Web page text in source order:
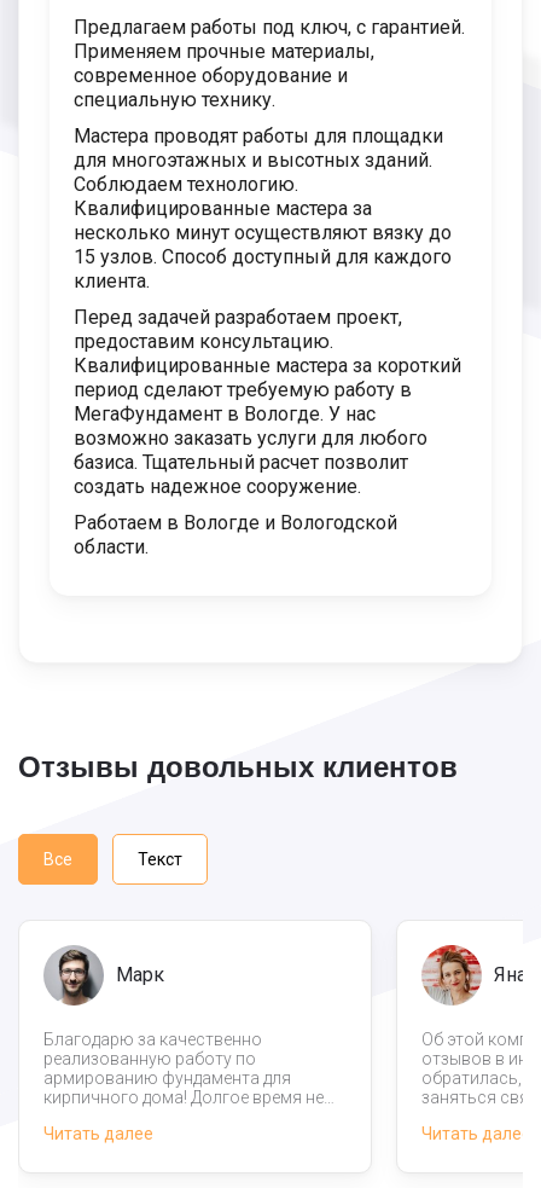
Предлагаем работы под ключ, с гарантией.
Применяем прочные материалы,
современное оборудование и
специальную технику.
Мастера проводят работы для площадки
для многоэтажных и высотных зданий.
Соблюдаем технологию.
Квалифицированные мастера за
несколько минут осуществляют вязку до
15 узлов. Способ доступный для каждого
клиента.
Перед задачей разработаем проект,
предоставим консультацию.
Квалифицированные мастера за короткий
период сделают требуемую работу в
МегаФундамент в Вологде. У нас
возможно заказать услуги для любого
базиса. Тщательный расчет позволит
создать надежное сооружение.
Работаем в Вологде и Вологодской
области.
Отзывы довольных клиентов
Все Текст
Марк
Благодарю за качественно
реализованную работу по
армированию фундамента для
кирпичного дома! Долгое время не
строительную компанию, нам то
несуразные. Здесь же работа
Читать далее
Яна
Об этой
отзывов в
обратилась,
заняться
по телефону
договор и
Читать далее